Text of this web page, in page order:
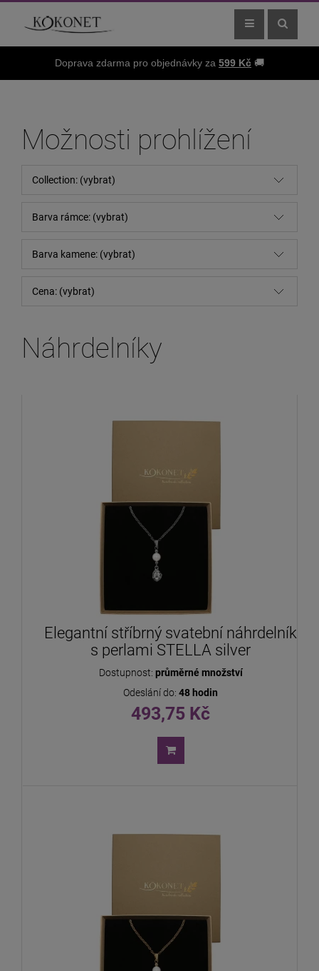
Doprava zdarma pro objednávky za 599 Kč 🚚
Možnosti prohlížení
Collection: (vybrat)
Barva rámce: (vybrat)
Barva kamene: (vybrat)
Cena: (vybrat)
Náhrdelníky
Elegantní stříbrný svatební náhrdelník
s perlami STELLA silver
Dostupnost: průměrné množství
Odeslání do: 48 hodin
493,75 Kč